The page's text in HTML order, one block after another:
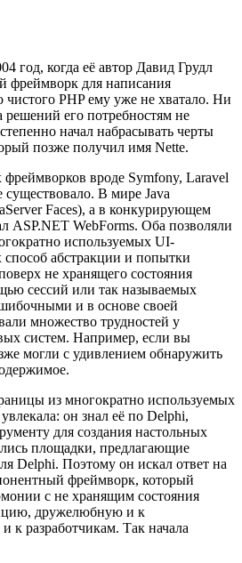
год, когда её автор Давид Грудл
фреймворк для написания
PHP ему уже не хватало. Ни
решений его потребностям не
начал набрасывать черты
позже получил имя Nette.
вроде Symfony, Laravel
В мире Java
Faces), а в конкурирующем
ASP.NET WebForms. Оба позволяли
используемых UI-
абстракции и попытки
не хранящего состояния
сессий или так называемых
и в основе своей
множество трудностей у
систем. Например, если вы
могли с удивлением обнаружить
из многократно используемых
он знал её по Delphi,
для создания настольных
площадки, предлагающие
Delphi. Поэтому он искал ответ на
фреймворк, который
с не хранящим состояния
дружелюбную и к
к разработчикам. Так начала